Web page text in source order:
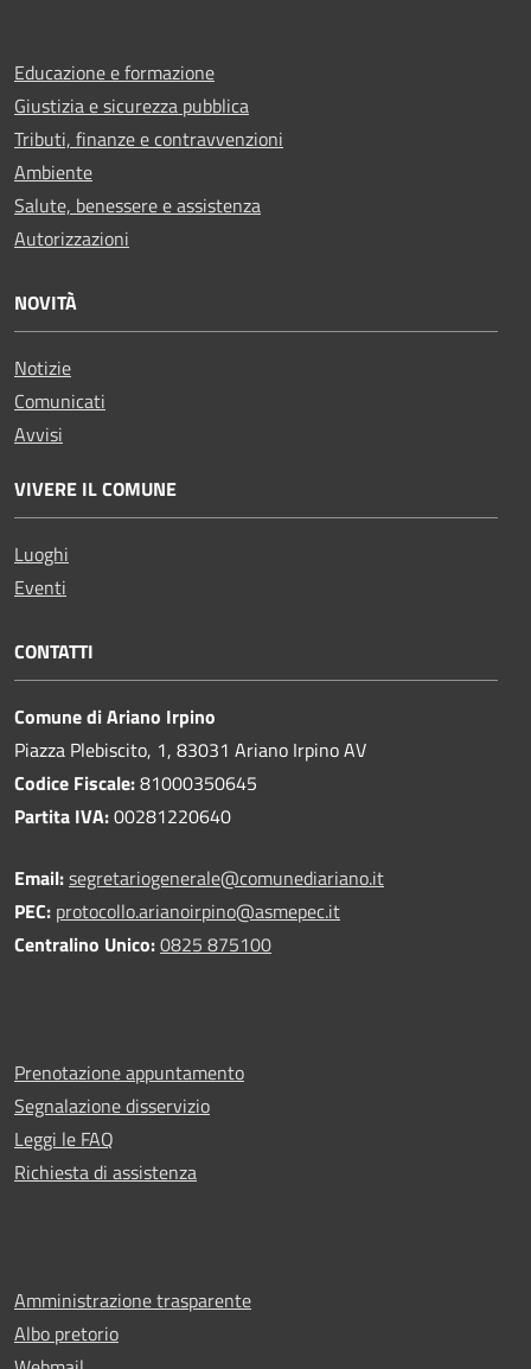
Educazione e formazione
Giustizia e sicurezza pubblica
Tributi, finanze e contravvenzioni
Ambiente
Salute, benessere e assistenza
Autorizzazioni
NOVITÀ
Notizie
Comunicati
Avvisi
VIVERE IL COMUNE
Luoghi
Eventi
CONTATTI
Comune di Ariano Irpino
Piazza Plebiscito, 1, 83031 Ariano Irpino AV
Codice Fiscale:81000350645
Partita IVA:00281220640
Email:segretariogenerale@comunediariano.it
PEC: protocollo.arianoirpino@asmepec.it
Centralino Unico:0825 875100
Prenotazione appuntamento
Segnalazione disservizio
Leggi le FAQ
Richiesta di assistenza
Amministrazione trasparente
Albo pretorio